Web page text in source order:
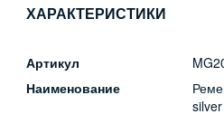
ХАРАКТЕРИСТИКИ
Артикул
Наименование
silver